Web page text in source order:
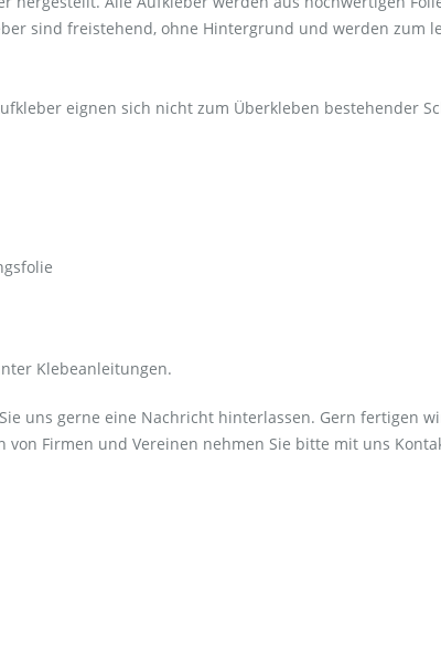
sind freistehend, ohne Hintergrund und werden zum
eignen sich nicht zum Überkleben bestehender
Klebeanleitungen.
uns gerne eine Nachricht hinterlassen. Gern fertigen
Firmen und Vereinen nehmen Sie bitte mit uns